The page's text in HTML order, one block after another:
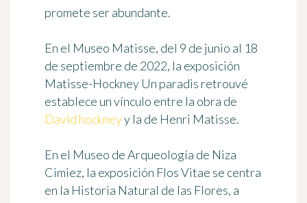
promete ser abundante.
En el Museo Matisse, del 9 de junio al 18
de septiembre de 2022, la exposición
Matisse-Hockney Un paradis retrouvé
establece un vínculo entre la obra de
David hockneyy la de Henri Matisse.
En el Museo de Arqueología de Niza
Cimiez, la exposición Flos Vitae se centra
en la Historia Natural de las Flores, a